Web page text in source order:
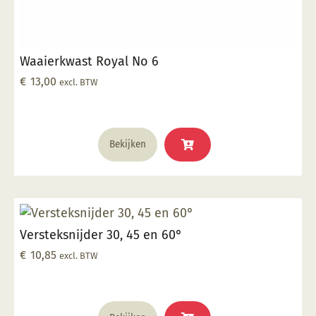
Waaierkwast Royal No 6
€ 13,00 excl. BTW
Bekijken
Versteksnijder 30, 45 en 60°
€ 10,85 excl. BTW